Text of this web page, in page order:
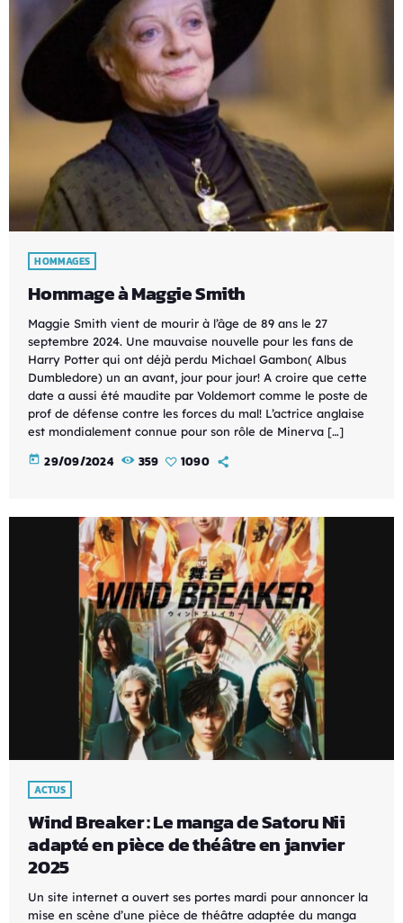
HOMMAGES
Hommage à Maggie Smith
Maggie Smith vient de mourir à l’âge de 89 ans le 27
septembre 2024. Une mauvaise nouvelle pour les fans de
Harry Potter qui ont déjà perdu Michael Gambon( Albus
Dumbledore) un an avant, jour pour jour! A croire que cette
date a aussi été maudite par Voldemort comme le poste de
prof de défense contre les forces du mal! L’actrice anglaise
est mondialement connue pour son rôle de Minerva […]
today 29/09/2024 359 1090
ACTUS
Wind Breaker : Le manga de Satoru Nii
adapté en pièce de théâtre en janvier
2025
Un site internet a ouvert ses portes mardi pour annoncer la
mise en scène d’une pièce de théâtre adaptée du manga